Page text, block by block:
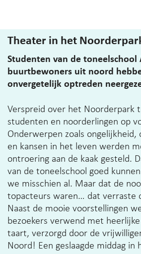
Theater in het
Studenten van de toneelschool
buurtbewoners uit noord
onvergetelijk optreden
Verspreid over het Noorderpark
studenten en noorderlingen op
Onderwerpen zoals ongelijkheid,
en kansen in het leven werden
ontroering aan de kaak gesteld.
van de toneelschool goed
we misschien al. Maar dat de
topacteurs waren… dat verraste
Naast de mooie voorstellingen
bezoekers verwend met
taart, verzorgd door de
Noord! Een geslaagde middag in